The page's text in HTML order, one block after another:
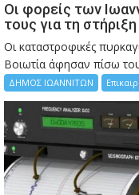
Οι φορείς των
τους για τη
Οι καταστροφικές
Bοιωτία άφησαν πίσω
ΔΗΜΟΣ ΙΩΑΝΝΙΤΩΝ